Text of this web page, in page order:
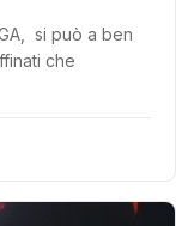
si può a ben
che